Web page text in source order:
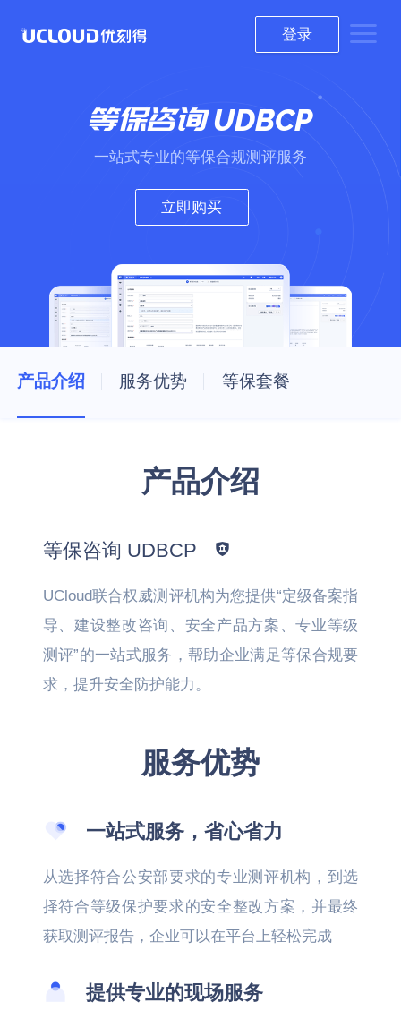
登录
等保咨询UDBCP
一站式专业的等保合规测评服务
立即购买
产品介绍 服务优势 等保套餐
产品介绍
等保咨询 UDBCP
UCloud联合权威测评机构为您提供“定级备案指
导、建设整改咨询、安全产品方案、专业等级
测评”的一站式服务，帮助企业满足等保合规要
求，提升安全防护能力。
服务优势
一站式服务，省心省力
从选择符合公安部要求的专业测评机构，到选
择符合等级保护要求的安全整改方案，并最终
获取测评报告，企业可以在平台上轻松完成
提供专业的现场服务